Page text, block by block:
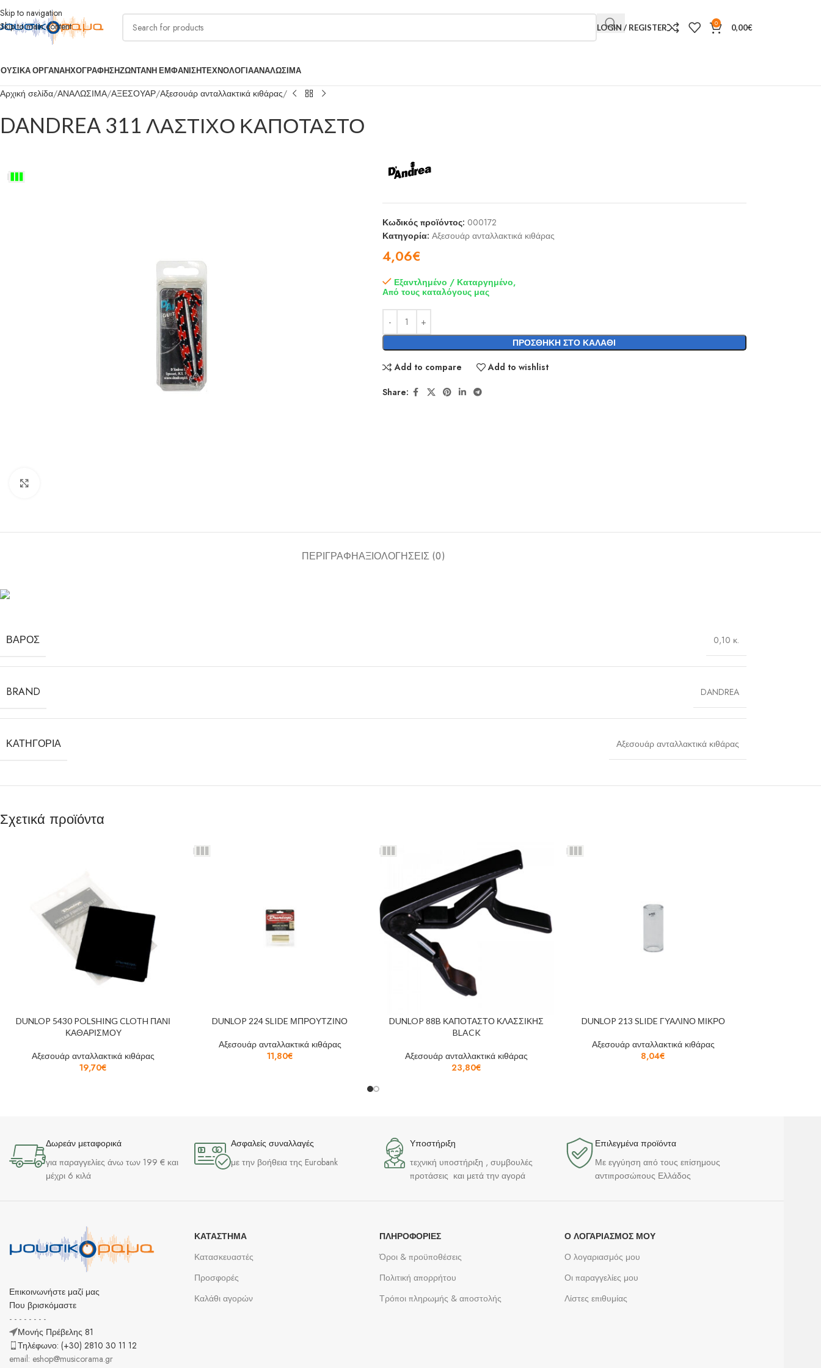
Skip to navigation
Skip to main content
LOGIN / REGISTER 0 0,00€
ΟΡΓΑΝΑΗΧΟΓΡΑΦΗΣΗΖΩΝΤΑΝΗ ΕΜΦΑΝΙΣΗΤΕΧΝΟΛΟΓΙΑΑΝΑΛΩΣΙΜΑ
Αρχική σελίδα ΑΝΑΛΩΣΙΜΑ ΑΞΕΣΟΥΑΡ Αξεσουάρ ανταλλακτικά κιθάρας
DANDREA 311 ΛΑΣΤΙΧΟ ΚΑΠΟΤΑΣΤΟ
Κωδικός προϊόντος: 000172
Κατηγορία: Αξεσουάρ ανταλλακτικά κιθάρας
4,06€
Εξαντλημένο / Καταργημένο,
Από τους καταλόγους μας
ΠΡΟΣΘΉΚΗ ΣΤΟ ΚΑΛΆΘΙ
Add to compare Add to wishlist
Share:
ΠΕΡΙΓΡΑΦΉΑΞΙΟΛΟΓΉΣΕΙΣ (0)
ΒΆΡΟΣ 0,10 κ.
BRAND DANDREA
ΚΑΤΗΓΟΡΊΑ Αξεσουάρ ανταλλακτικά κιθάρας
Σχετικά προϊόντα
DUNLOP 5430 POLSHING CLOTH ΠΑΝΙ
ΚΑΘΑΡΙΣΜΟΥ
Αξεσουάρ ανταλλακτικά κιθάρας
19,70€
DUNLOP 224 SLIDE ΜΠΡΟΥΤΖΙΝΟ
Αξεσουάρ ανταλλακτικά κιθάρας
11,80€
DUNLOP 88B ΚΑΠΟΤΑΣΤΟ ΚΛΑΣΣΙΚΗΣ
BLACK
Αξεσουάρ ανταλλακτικά κιθάρας
23,80€
DUNLOP 213 SLIDE ΓΥΑΛΙΝΟ ΜΙΚΡΟ
Αξεσουάρ ανταλλακτικά κιθάρας
8,04€
Δωρεάν μεταφορικά
για παραγγελίες άνω των 199 € και
μέχρι 6 κιλά
Ασφαλείς συναλλαγές
με την βοήθεια της Eurobank
Υποστήριξη
τεχνική υποστήριξη , συμβουλές
προτάσεις και μετά την αγορά
Επιλεγμένα προϊόντα​
Με εγγύηση από τους επίσημους
αντιπροσώπους Ελλάδος
Επικοινωνήστε μαζί μας
Που βρισκόμαστε
- - - - - - - -
Μονής Πρέβελης 81
Τηλέφωνο: (+30) 2810 30 11 12
email: eshop@musicorama.gr
ΚΑΤΆΣΤΗΜΑ
Κατασκευαστές
Προσφορές
Καλάθι αγορών
ΠΛΗΡΟΦΟΡΊΕΣ
Όροι & προϋποθέσεις
Πολιτική απορρήτου
Τρόποι πληρωμής & αποστολής
Ο ΛΟΓΑΡΙΑΣΜΌΣ ΜΟΥ
Ο λογαριασμός μου
Οι παραγγελίες μου
Λίστες επιθυμίας